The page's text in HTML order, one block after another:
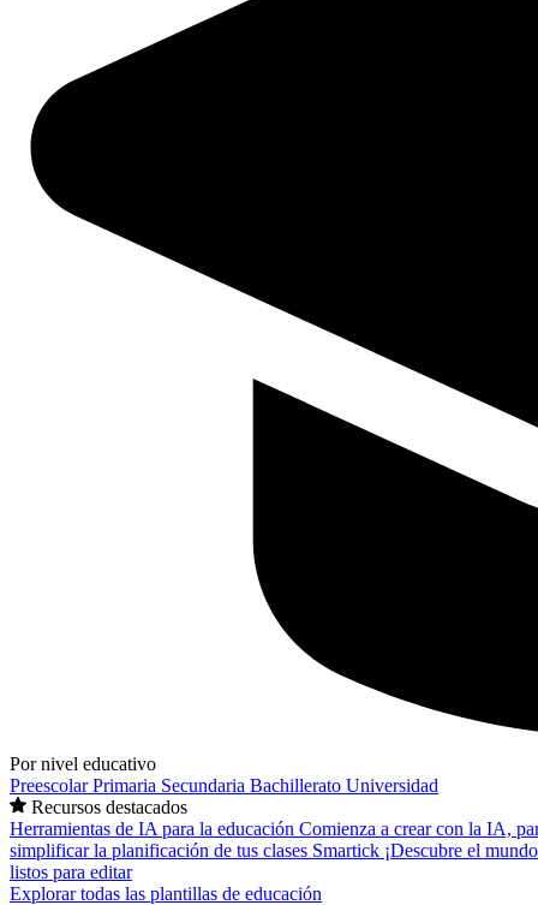
Por nivel educativo
PreescolarPrimaria Secundaria Bachillerato Universidad
Recursos destacados
Herramientas de IA para la educación Comienza a crear con la IA,
simplificar la planificación de tus clases Smartick ¡Descubre el
listos para editar
Explorar todas las plantillas de educación